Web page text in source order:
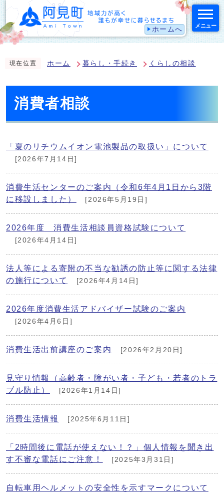
ホームへ メニュー
現在位置 ホーム 暮らし・手続き くらしの相談
消費者相談
「夏のリチウムイオン電池製品の取扱い」について
[2026年7月14日]
消費生活センターのご案内（令和6年4月1日から3階
に移設しました）
[2026年5月19日]
2026年度 消費生活相談員資格試験について
[2026年4月14日]
法人等による寄附の不当な勧誘の防止等に関する法律
の施行について
[2026年4月14日]
2026年度消費生活アドバイザー試験のご案内
[2026年4月6日]
消費生活出前講座のご案内 [2026年2月20日]
見守り情報（高齢者・障がい者・子ども・若者のトラ
ブル防止）
[2026年1月14日]
消費生活情報 [2025年6月11日]
「2時間後に電話が使えない！？」個人情報を聞き出
す不審な電話にご注意！
[2025年3月31日]
自転車用ヘルメットの安全性を示すマークについて